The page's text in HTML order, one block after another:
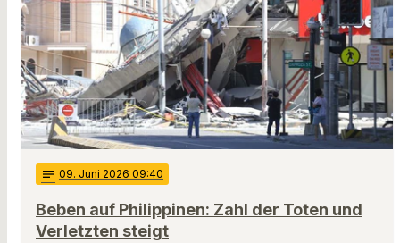
notes 09. Juni 2026 09:40
Beben auf Philippinen: Zahl der Toten und
Verletzten steigt